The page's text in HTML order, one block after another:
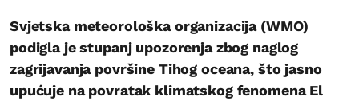
Svjetska meteorološka organizacija (WMO)
podigla je stupanj upozorenja zbog naglog
zagrijavanja površine Tihog oceana, što jasno
upućuje na povratak klimatskog fenomena El